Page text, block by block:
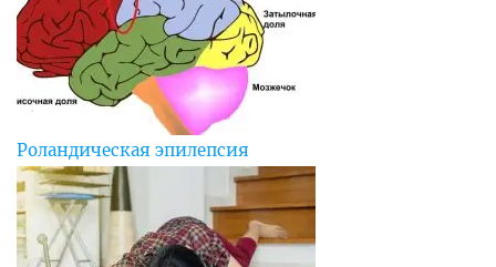
Роландическая эпилепсия